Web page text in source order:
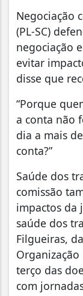
Negociação
(PL-SC)
negociação
evitar
disse que
“Porque
a conta não
dia a mais
conta?”
Saúde dos
comissão
impactos da
saúde dos
Filgueiras,
terço das
com